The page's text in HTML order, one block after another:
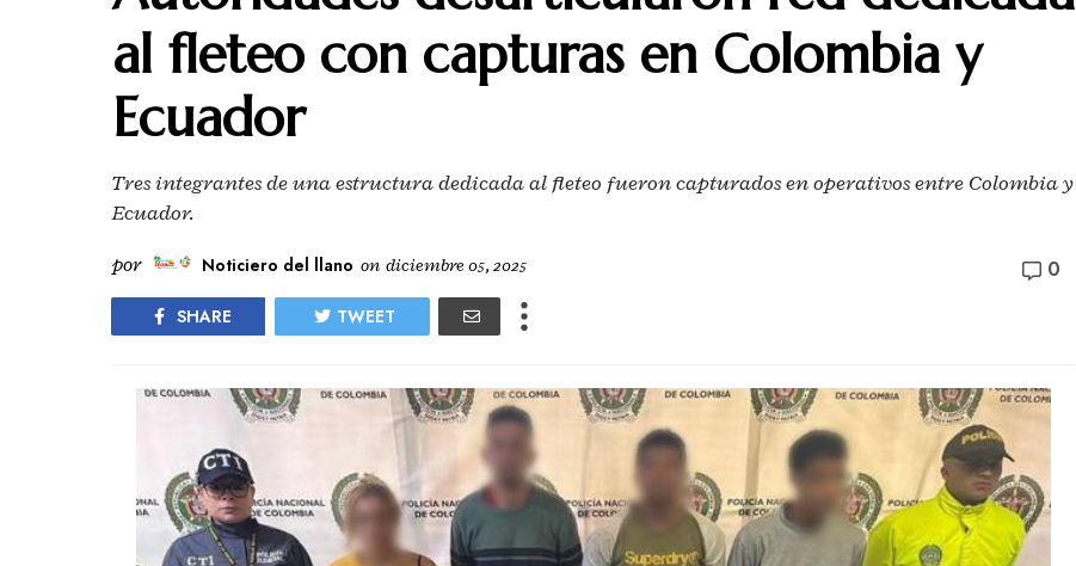
al fleteo con capturas en Colombia y
Ecuador
Tres integrantes de una estructura dedicada al fleteo fueron capturados en operativos entre Colombia y
Ecuador.
por Noticiero del llano on diciembre 05, 2025 0
SHARE TWEET